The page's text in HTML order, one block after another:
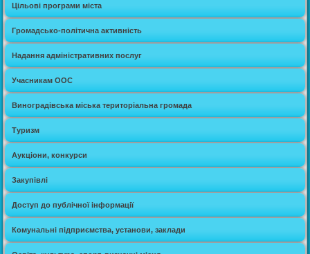
Цільові програми міста
Громадсько-політична активність
Надання адміністративних послуг
Учасникам ООС
Виноградівська міська територіальна громада
Туризм
Аукціони, конкурси
Закупівлі
Доступ до публічної інформації
Комунальні підприємства, установи, заклади